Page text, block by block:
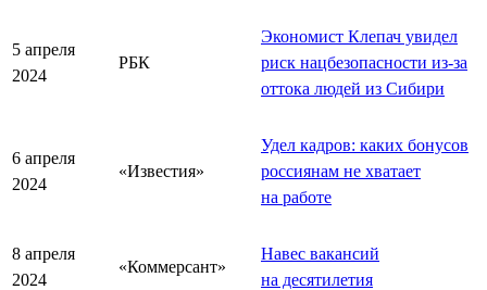
5 апреля
2024
РБК
Экономист Клепач увидел
риск нацбезопасности из-за
оттока людей из Сибири
6 апреля
2024
«Известия»
Удел кадров: каких бонусов
россиянам не хватает
на работе
8 апреля
2024
«Коммерсант»
Навес вакансий
на десятилетия